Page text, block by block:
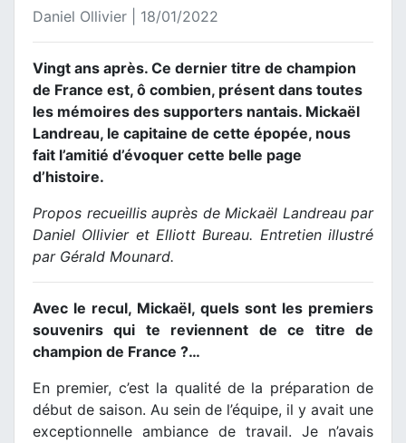
Daniel Ollivier | 18/01/2022
Vingt ans après. Ce dernier titre de champion
de France est, ô combien, présent dans toutes
les mémoires des supporters nantais. Mickaël
Landreau, le capitaine de cette épopée, nous
fait l’amitié d’évoquer cette belle page
d’histoire.
Propos recueillis auprès de Mickaël Landreau par
Daniel Ollivier et Elliott Bureau. Entretien illustré
par Gérald Mounard.
Avec le recul, Mickaël, quels sont les premiers
souvenirs qui te reviennent de ce titre de
champion de France ?…
En premier, c’est la qualité de la préparation de
début de saison. Au sein de l’équipe, il y avait une
exceptionnelle ambiance de travail. Je n’avais